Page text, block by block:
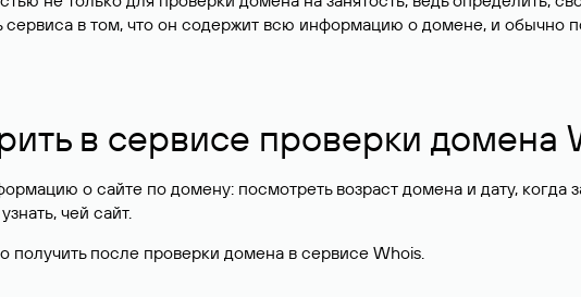
в том, что он содержит всю информацию о домене, и обычно
в сервисе проверки домена
о сайте по домену: посмотреть возраст домена и дату, когда
чей сайт.
после проверки домена в сервисе Whois.